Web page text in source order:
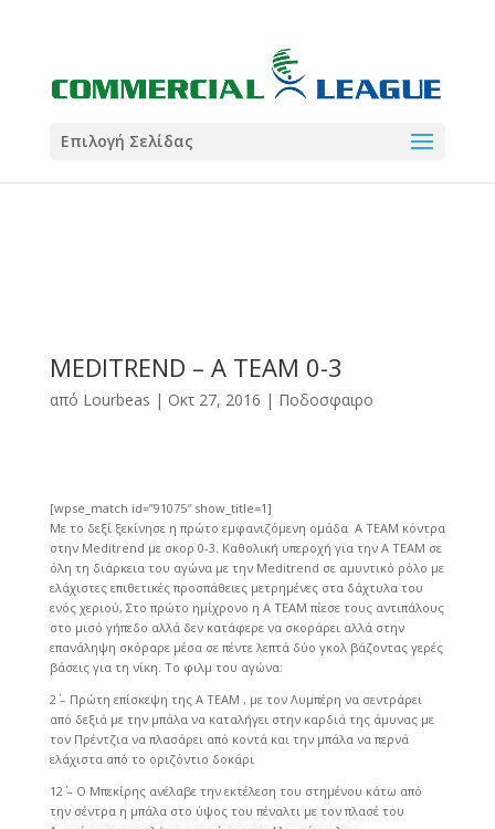
Coral
Σωματείο ΣΟΛ
Coral
5
Επιλογή Σελίδας
MEDITREND – A TEAM 0-3
από Lourbeas | Οκτ 27, 2016 | Ποδοσφαιρο
[wpse_match id=”91075″ show_title=1]
Με το δεξί ξεκίνησε η πρώτο εμφανιζόμενη ομάδα Α ΤΕΑΜ κόντρα
στην Meditrend με σκορ 0-3. Καθολική υπεροχή για την Α ΤΕΑΜ σε
όλη τη διάρκεια του αγώνα με την Meditrend σε αμυντικό ρόλο με
ελάχιστες επιθετικές προσπάθειες μετρημένες στα δάχτυλα του
ενός χεριού, Στο πρώτο ημίχρονο η Α ΤΕΑΜ πίεσε τους αντιπάλους
στο μισό γήπεδο αλλά δεν κατάφερε να σκοράρει αλλά στην
επανάληψη σκόραρε μέσα σε πέντε λεπτά δύο γκολ βάζοντας γερές
βάσεις για τη νίκη. Το φιλμ του αγώνα:
2΄ – Πρώτη επίσκεψη της Α ΤΕΑΜ , με τον Λυμπέρη να σεντράρει
από δεξιά με την μπάλα να καταλήγει στην καρδιά της άμυνας με
τον Πρέντζια να πλασάρει από κοντά και την μπάλα να περνά
ελάχιστα από το οριζόντιο δοκάρι
12΄ – Ο Μπεκίρης ανέλαβε την εκτέλεση του στημένου κάτω από
την σέντρα η μπάλα στο ύψος του πέναλτι με τον πλασέ του